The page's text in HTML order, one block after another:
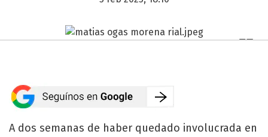
A dos semanas de haber quedado involucrada en